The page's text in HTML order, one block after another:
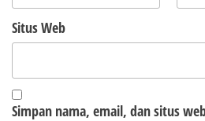
Situs Web
Simpan nama, email, dan situs